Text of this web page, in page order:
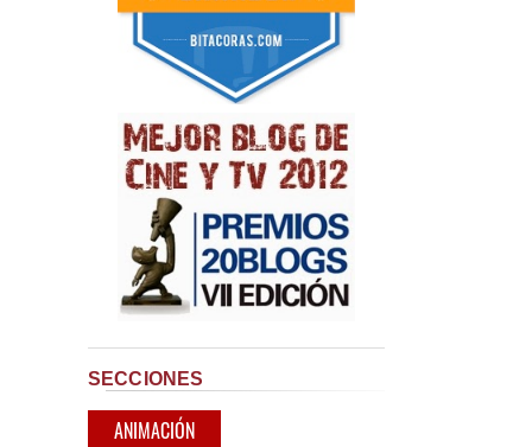
SECCIONES
ANIMACIÓN